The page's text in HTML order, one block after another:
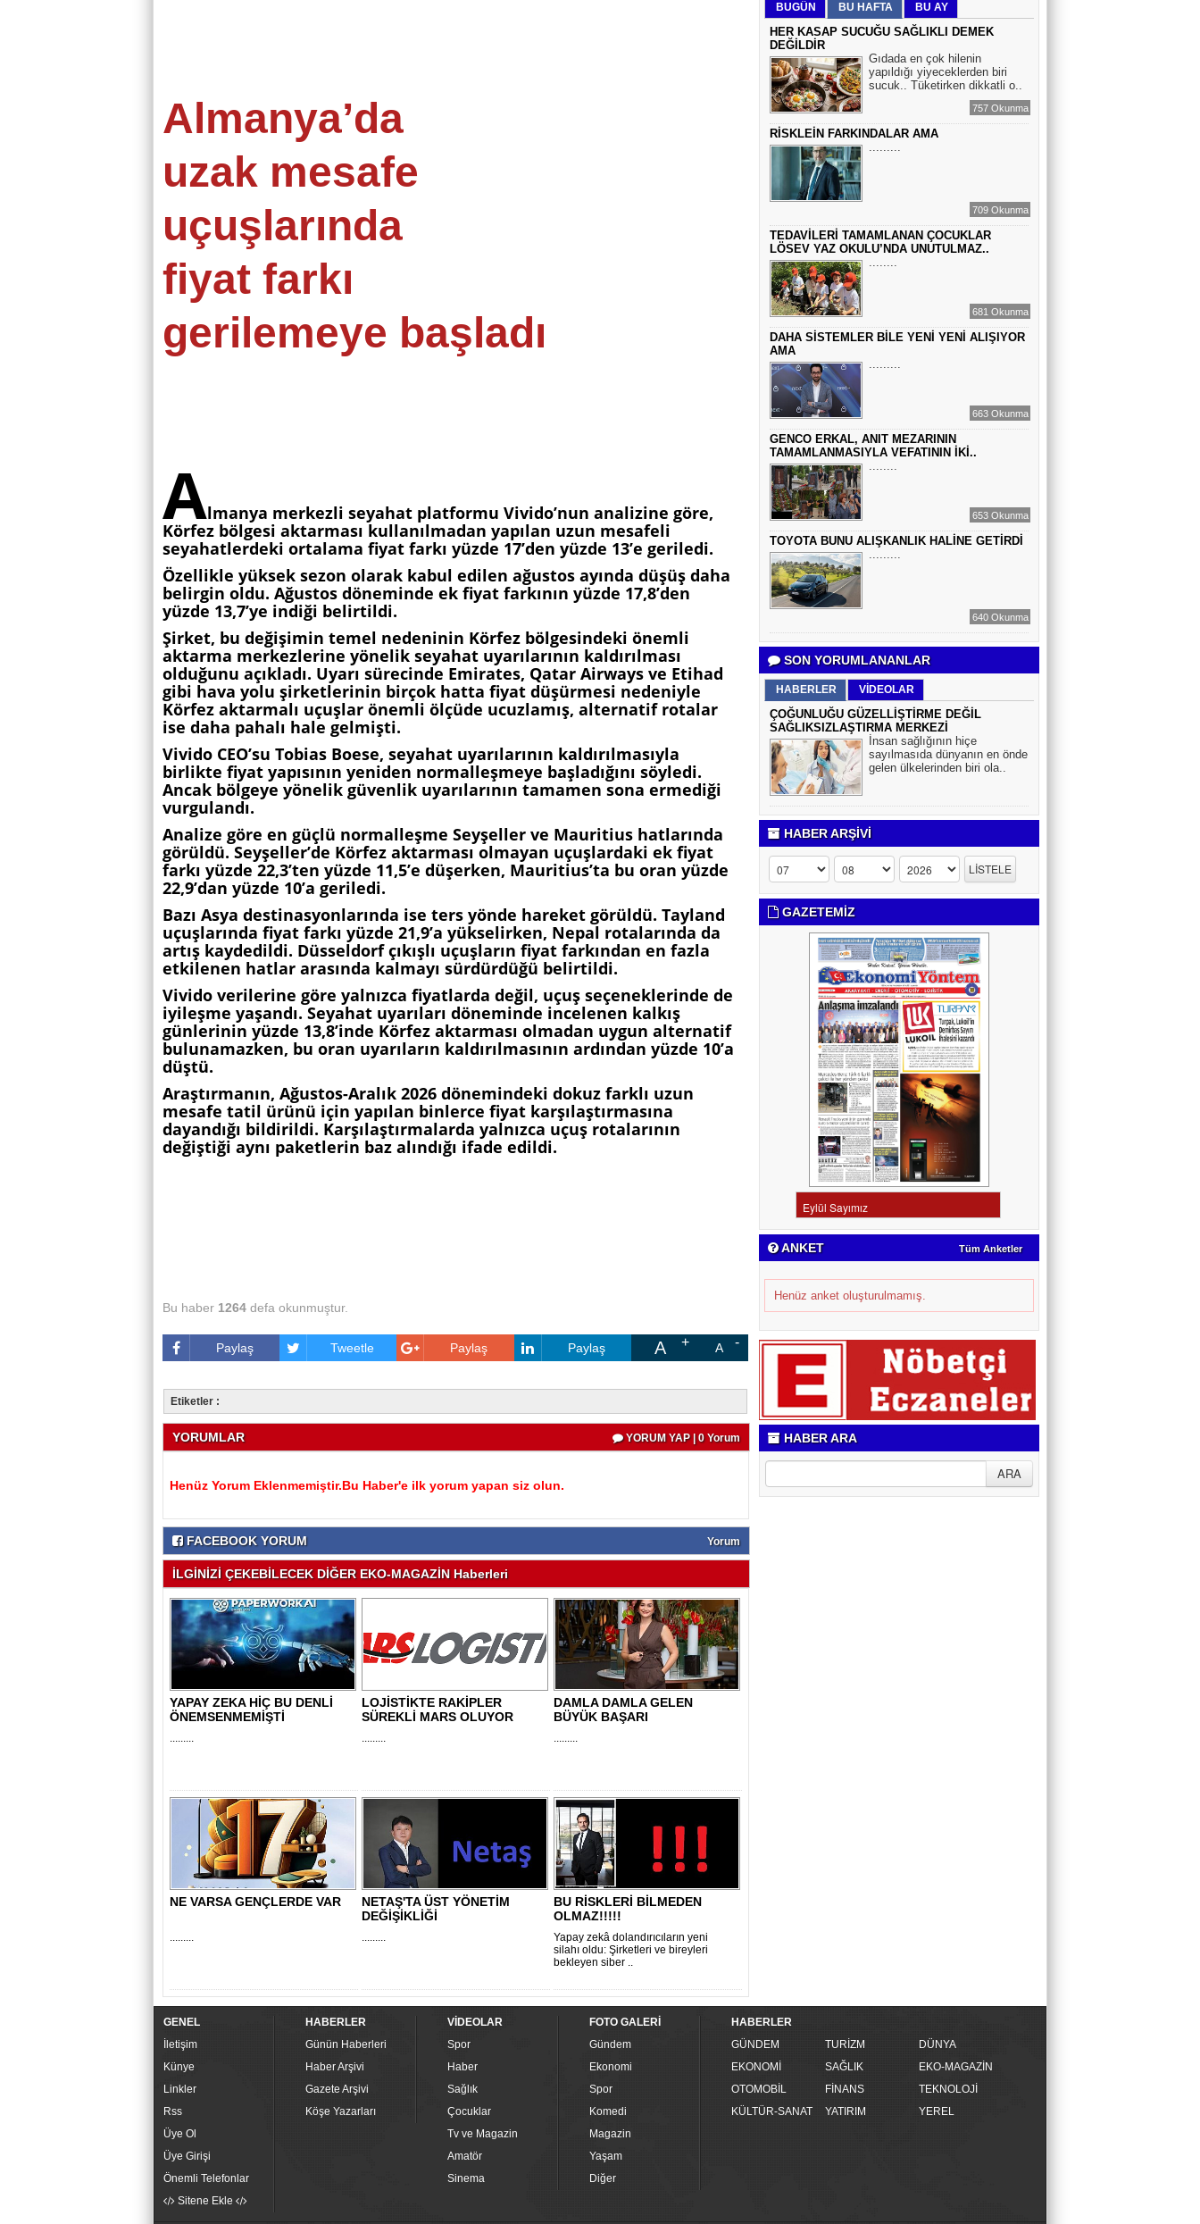
Almanya’da
uzak mesafe
uçuşlarında
fiyat farkı
gerilemeye başladı
Almanya merkezli seyahat platformu Vivido’nun analizine göre,
Körfez bölgesi aktarması kullanılmadan yapılan uzun mesafeli
seyahatlerdeki ortalama fiyat farkı yüzde 17’den yüzde 13’e geriledi.
Özellikle yüksek sezon olarak kabul edilen ağustos ayında düşüş daha
belirgin oldu. Ağustos döneminde ek fiyat farkının yüzde 17,8’den
yüzde 13,7’ye indiği belirtildi.
Şirket, bu değişimin temel nedeninin Körfez bölgesindeki önemli
aktarma merkezlerine yönelik seyahat uyarılarının kaldırılması
olduğunu açıkladı. Uyarı sürecinde Emirates, Qatar Airways ve Etihad
gibi hava yolu şirketlerinin birçok hatta fiyat düşürmesi nedeniyle
Körfez aktarmalı uçuşlar önemli ölçüde ucuzlamış, alternatif rotalar
ise daha pahalı hale gelmişti.
Vivido CEO’su Tobias Boese, seyahat uyarılarının kaldırılmasıyla
birlikte fiyat yapısının yeniden normalleşmeye başladığını söyledi.
Ancak bölgeye yönelik güvenlik uyarılarının tamamen sona ermediği
vurgulandı.
Analize göre en güçlü normalleşme Seyşeller ve Mauritius hatlarında
görüldü. Seyşeller’de Körfez aktarması olmayan uçuşlardaki ek fiyat
farkı yüzde 22,3’ten yüzde 11,5’e düşerken, Mauritius’ta bu oran yüzde
22,9’dan yüzde 10’a geriledi.
Bazı Asya destinasyonlarında ise ters yönde hareket görüldü. Tayland
uçuşlarında fiyat farkı yüzde 21,9’a yükselirken, Nepal rotalarında da
artış kaydedildi. Düsseldorf çıkışlı uçuşların fiyat farkından en fazla
etkilenen hatlar arasında kalmayı sürdürdüğü belirtildi.
Vivido verilerine göre yalnızca fiyatlarda değil, uçuş seçeneklerinde de
iyileşme yaşandı. Seyahat uyarıları döneminde incelenen kalkış
günlerinin yüzde 13,8’inde Körfez aktarması olmadan uygun alternatif
bulunamazken, bu oran uyarıların kaldırılmasının ardından yüzde 10’a
düştü.
Araştırmanın, Ağustos-Aralık 2026 dönemindeki dokuz farklı uzun
mesafe tatil ürünü için yapılan binlerce fiyat karşılaştırmasına
dayandığı bildirildi. Karşılaştırmalarda yalnızca uçuş rotalarının
değiştiği aynı paketlerin baz alındığı ifade edildi.
Bu haber 1264 defa okunmuştur.
Paylaş Tweetle Paylaş Paylaş A A
Etiketler :
YORUMLAR YORUM YAP | 0 Yorum
Henüz Yorum Eklenmemiştir.Bu Haber'e ilk yorum yapan siz olun.
FACEBOOK YORUM Yorum
İLGİNİZİ ÇEKEBİLECEK DİĞER EKO-MAGAZİN Haberleri
YAPAY ZEKA HİÇ BU DENLİ
ÖNEMSENMEMİŞTİ
.........
LOJİSTİKTE RAKİPLER
SÜREKLİ MARS OLUYOR
.........
DAMLA DAMLA GELEN
BÜYÜK BAŞARI
.........
NE VARSA GENÇLERDE VAR
.........
NETAŞ'TA ÜST YÖNETİM
DEĞİŞİKLİĞİ
.........
BU RİSKLERİ BİLMEDEN
OLMAZ!!!!!
Yapay zekâ dolandırıcıların yeni
silahı oldu: Şirketleri ve bireyleri
bekleyen siber ..
Mr.Hiko...
KORKU VE ŞÜPHE
DÜŞMANLARINIZDIR...
Çiğdem Yorgancıoğlu
İkilikli ve İkircikli Tabiat Diyalektiğinde
Mobius Spiral Mucizeler, Akış ve Doğa
Döngüsünün Bilgeliği...
GEÇMİŞİN SIRLARINA VAKIF OLUN
EMİR EMİRHANOĞLU
BAYRAMDA ARA VERİN
MACİT SOYDAN
DÜNYANIN MERKEZİNDE YAŞADIĞINI
SANANLAR...
BUGÜN BU HAFTA BU AY
HER KASAP SUCUĞU SAĞLIKLI DEMEK
DEĞİLDİR
Gıdada en çok hilenin
yapıldığı yiyeceklerden biri
sucuk.. Tüketirken dikkatli o..
757 Okunma
RİSKLEİN FARKINDALAR AMA
.........
709 Okunma
TEDAVİLERİ TAMAMLANAN ÇOCUKLAR
LÖSEV YAZ OKULU’NDA UNUTULMAZ..
........
681 Okunma
DAHA SİSTEMLER BİLE YENİ YENİ ALIŞIYOR
AMA
.........
663 Okunma
GENCO ERKAL, ANIT MEZARININ
TAMAMLANMASIYLA VEFATININ İKİ..
........
653 Okunma
TOYOTA BUNU ALIŞKANLIK HALİNE GETİRDİ
.........
640 Okunma
SON YORUMLANANLAR
HABERLER VİDEOLAR
ÇOĞUNLUĞU GÜZELLİŞTİRME DEĞİL
SAĞLIKSIZLAŞTIRMA MERKEZİ
İnsan sağlığının hiçe
sayılmasıda dünyanın en önde
gelen ülkelerinden biri ola..
HABER ARŞİVİ
GAZETEMİZ
ANKET Tüm Anketler
Henüz anket oluşturulmamış.
HABER ARA
GENEL
İletişim
Künye
Linkler
Rss
Üye Ol
Üye Girişi
Önemli Telefonlar
Sitene Ekle
HABERLER
Günün Haberleri
Haber Arşivi
Gazete Arşivi
Köşe Yazarları
VİDEOLAR
Spor
Haber
Sağlık
Çocuklar
Tv ve Magazin
Amatör
Sinema
FOTO GALERİ
Gündem
Ekonomi
Spor
Komedi
Magazin
Yaşam
Diğer
HABERLER
GÜNDEM
TURİZM
DÜNYA
EKONOMİ
SAĞLIK
EKO-MAGAZİN
OTOMOBİL
FİNANS
TEKNOLOJİ
KÜLTÜR-SANAT
YATIRIM YEREL